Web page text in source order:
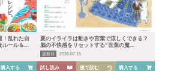
！乱れた自
ルール＆た
購入する
夏のイライラは動きや言葉で涼しくできる？
脳の不快感をリセットする“言葉の魔
法”と“五感の涼活”セルフケア
更新日 2026.07.15
試し読み 後で読む 購入する